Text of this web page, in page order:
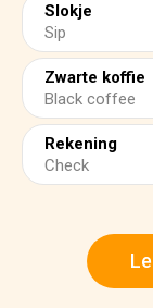
Slokje
Sip
Zwarte koffie
Black coffee
Rekening
Check